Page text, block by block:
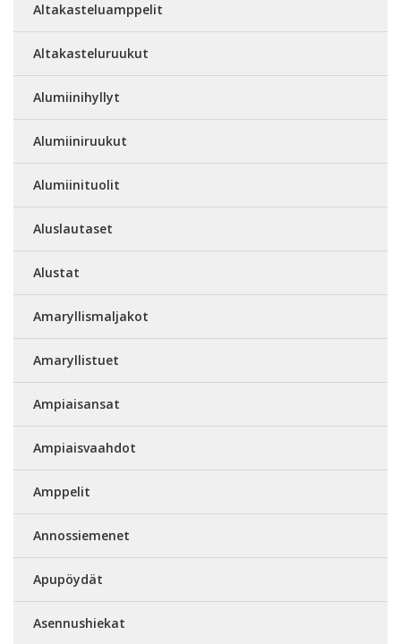
Altakasteluamppelit
Altakasteluruukut
Alumiinihyllyt
Alumiiniruukut
Alumiinituolit
Aluslautaset
Alustat
Amaryllismaljakot
Amaryllistuet
Ampiaisansat
Ampiaisvaahdot
Amppelit
Annossiemenet
Apupöydät
Asennushiekat